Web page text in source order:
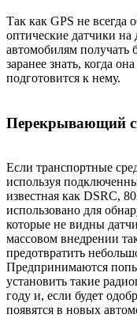
Так как GPS не всегда
оптические датчики на
автомобилям получать
заранее знать, когда
подготовится к нему.
Перекрывающий
Если транспортные
используя
известная как DSRC,
использовано для
которые не видны
массовом внедрении
предотвратить
Предпринимаются
установить такие
году и, если будет
появятся в новых